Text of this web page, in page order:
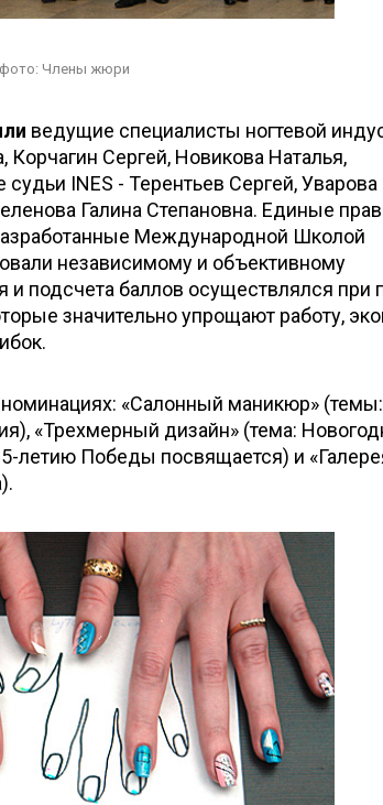
Члены жюри
ведущие специалисты ногтевой
Корчагин Сергей, Новикова Наталья,
INES - Терентьев Сергей, Уварова
Галина Степановна. Единые
Международной Школой
независимому и объективному
и подсчета баллов осуществлялся
значительно упрощают работу,
«Салонный маникюр» (темы:
«Трехмерный дизайн» (тема:
летию Победы посвящается) и